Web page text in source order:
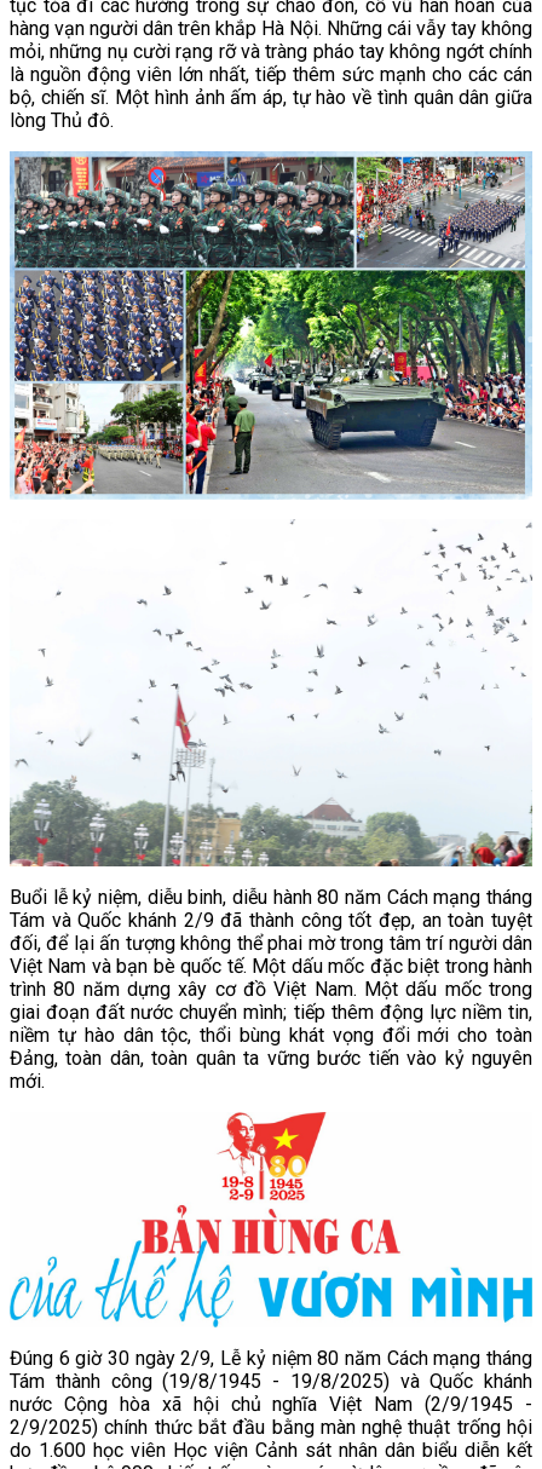
tục tỏa đi các hướng trong sự chào đón, cổ vũ hân hoan của
hàng vạn người dân trên khắp Hà Nội. Những cái vẫy tay không
mỏi, những nụ cười rạng rỡ và tràng pháo tay không ngớt chính
là nguồn động viên lớn nhất, tiếp thêm sức mạnh cho các cán
bộ, chiến sĩ. Một hình ảnh ấm áp, tự hào về tình quân dân giữa
lòng Thủ đô.
Buổi lễ kỷ niệm, diễu binh, diễu hành 80 năm Cách mạng tháng
Tám và Quốc khánh 2/9 đã thành công tốt đẹp, an toàn tuyệt
đối, để lại ấn tượng không thể phai mờ trong tâm trí người dân
Việt Nam và bạn bè quốc tế. Một dấu mốc đặc biệt trong hành
trình 80 năm dựng xây cơ đồ Việt Nam. Một dấu mốc trong
giai đoạn đất nước chuyển mình; tiếp thêm động lực niềm tin,
niềm tự hào dân tộc, thổi bùng khát vọng đổi mới cho toàn
Đảng, toàn dân, toàn quân ta vững bước tiến vào kỷ nguyên
mới.
Đúng 6 giờ 30 ngày 2/9, Lễ kỷ niệm 80 năm Cách mạng tháng
Tám thành công (19/8/1945 - 19/8/2025) và Quốc khánh
nước Cộng hòa xã hội chủ nghĩa Việt Nam (2/9/1945 -
2/9/2025) chính thức bắt đầu bằng màn nghệ thuật trống hội
do 1.600 học viên Học viện Cảnh sát nhân dân biểu diễn kết